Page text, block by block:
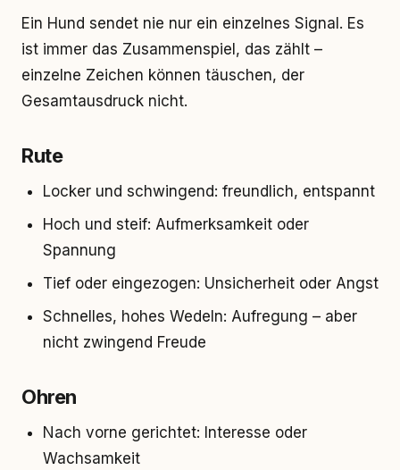
Ein Hund sendet nie nur ein einzelnes Signal. Es
ist immer das Zusammenspiel, das zählt –
einzelne Zeichen können täuschen, der
Gesamtausdruck nicht.
Rute
Locker und schwingend: freundlich, entspannt
Hoch und steif: Aufmerksamkeit oder
Spannung
Tief oder eingezogen: Unsicherheit oder Angst
Schnelles, hohes Wedeln: Aufregung – aber
nicht zwingend Freude
Ohren
Nach vorne gerichtet: Interesse oder
Wachsamkeit